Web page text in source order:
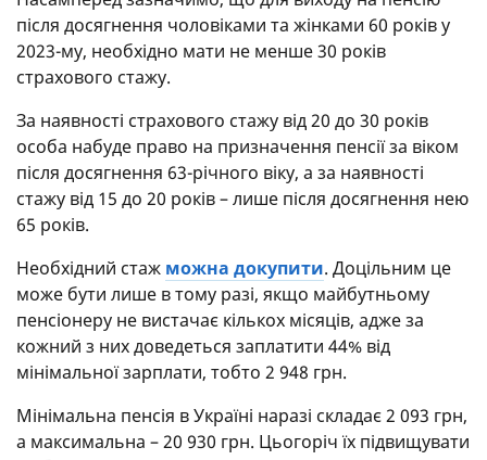
після досягнення чоловіками та жінками 60 років у
2023-му, необхідно мати не менше 30 років
страхового стажу.
За наявності страхового стажу від 20 до 30 років
особа набуде право на призначення пенсії за віком
після досягнення 63-річного віку, а за наявності
стажу від 15 до 20 років – лише після досягнення нею
65 років.
Необхідний стаж можна докупити. Доцільним це
може бути лише в тому разі, якщо майбутньому
пенсіонеру не вистачає кількох місяців, адже за
кожний з них доведеться заплатити 44% від
мінімальної зарплати, тобто 2 948 грн.
Мінімальна пенсія в Україні наразі складає 2 093 грн,
а максимальна – 20 930 грн. Цьогоріч їх підвищувати